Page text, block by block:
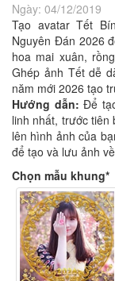
Ngày: 04/12/2019
Tạo avatar Tết
Nguyên Đán 2026
hoa mai xuân,
Ghép ảnh Tết dễ
năm mới 2026 tạo
Hướng dẫn:Để
linh nhất, trước tiên
lên hình ảnh của
để tạo và lưu ảnh
Chọn mẫu khung*